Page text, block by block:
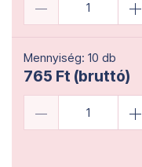
Mennyiség: 10 db
765 Ft (bruttó)